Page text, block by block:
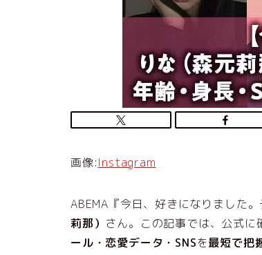
画像:Instagram
ABEMA『今日、好きになりました
莉那） さん。この記事では、公式に
ール・恋愛データ・SNSを最短で把